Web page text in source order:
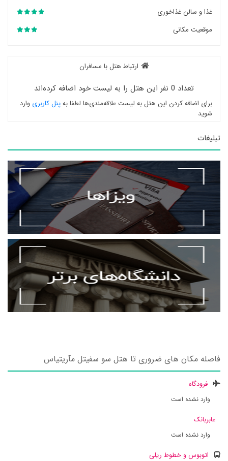
غذا و سالن غذاخوری
موقعیت مکانی
ارتباط هتل با مسافران
تعداد 0 نفر این هتل را به لیست خود اضافه کرده‌اند
برای اضافه کردن این هتل به لیست علاقه‌مندی‌ها لطفا بهپنل کاربری وارد
شوید
تبلیغات
فاصله مکان های ضروری تا هتل سو سفیتل مآریتیاس
فرودگاه
وارد نشده است
عابربانک
وارد نشده است
اتوبوس و خطوط ریلی